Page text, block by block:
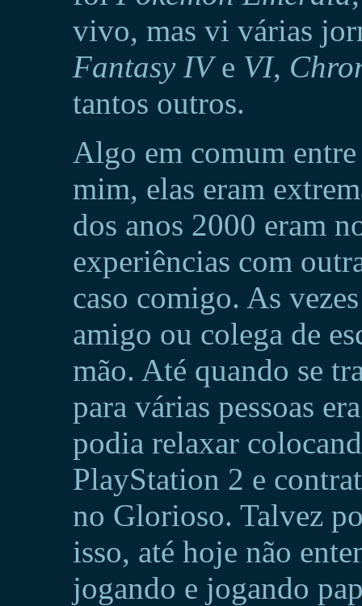
vivo, mas vi várias
Fantasy IVe VI,
tantos outros.
Algo em comum entre
mim, elas eram
dos anos 2000 eram
experiências com
caso comigo. As
amigo ou colega de
mão. Até quando se
para várias pessoas
podia relaxar
PlayStation 2 e
no Glorioso. Talvez
isso, até hoje não
jogando e jogando